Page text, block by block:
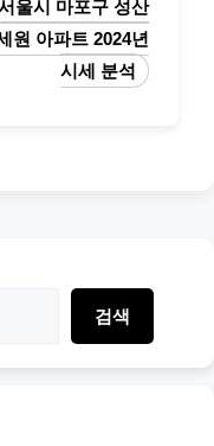
울시 마포구 성산
원 아파트 2024년
시세 분석
검색